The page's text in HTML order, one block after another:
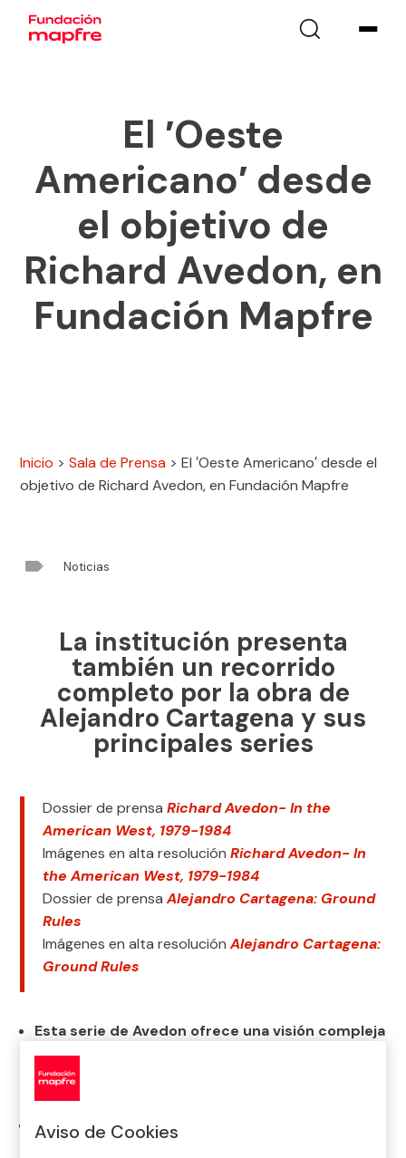
El ′Oeste
Americano′ desde
el objetivo de
Richard Avedon, en
Fundación Mapfre
Inicio >Sala de Prensa >El ′Oeste Americano′ desde el
objetivo de Richard Avedon, en Fundación Mapfre
 Noticias
La institución presenta
también un recorrido
completo por la obra de
Alejandro Cartagena y sus
principales series
Dossier de prensaRichard Avedon- In the
American West, 1979-1984
Imágenes en alta resoluciónRichard Avedon- In
the American West, 1979-1984
Dossier de prensaAlejandro Cartagena: Ground
Rules
Imágenes en alta resoluciónAlejandro Cartagena:
Ground Rules
Esta serie de Avedon ofrece una visión compleja
y alejada de los estereotipos del Oeste
americano a través de retratos de la clase
trabajadora.
La exposición Ground Rules
Aviso de Cookies